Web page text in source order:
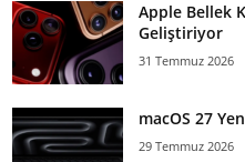
Apple Bellek
Geliştiriyor
31 Temmuz 2026
macOS 27
29 Temmuz 2026